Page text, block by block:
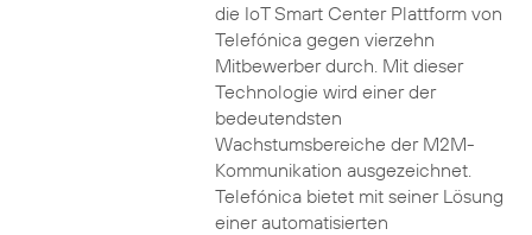
die IoT Smart Center Plattform von
Telefónica gegen vierzehn
Mitbewerber durch. Mit dieser
Technologie wird einer der
bedeutendsten
Wachstumsbereiche der M2M-
Kommunikation ausgezeichnet.
Telefónica bietet mit seiner Lösung
einer automatisierten